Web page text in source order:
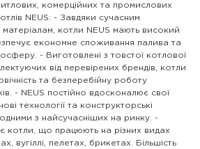
комерційних та промислових
NEUS: - Завдяки сучасним
матеріалам, котли NEUS мають високий
економне споживання палива та
- Виготовлені з товстої котлової
від перевірених брендів, котли
та безперебійну роботу
- NEUS постійно вдосконалює свої
технології та конструкторські
з найсучасніших на ринку. -
котли, що працюють на різних видах
вугіллі, пелетах, брикетах. Більшість